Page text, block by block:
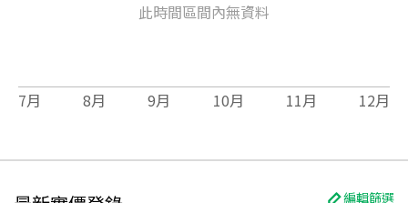
此時間區間內無資料
7月 8月 9月 10月 11月 12月
編輯篩選